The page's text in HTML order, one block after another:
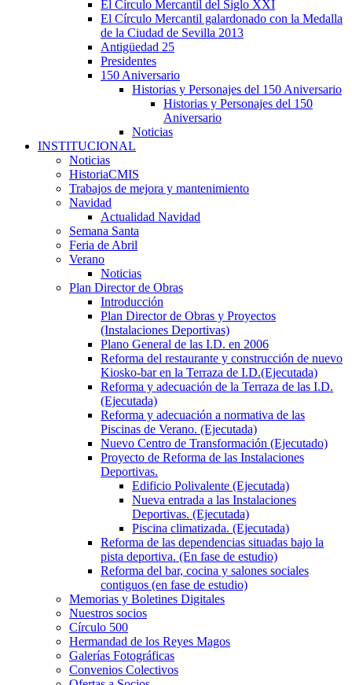
El Círculo Mercantil del Siglo XXI
El Círculo Mercantil galardonado con la Medalla
de la Ciudad de Sevilla 2013
Antigüedad 25
Presidentes
150 Aniversario
Historias y Personajes del 150 Aniversario
Historias y Personajes del 150
Aniversario
Noticias
INSTITUCIONAL
Noticias
HistoriaCMIS
Trabajos de mejora y mantenimiento
Navidad
Actualidad Navidad
Semana Santa
Feria de Abril
Verano
Noticias
Plan Director de Obras
Introducción
Plan Director de Obras y Proyectos
(Instalaciones Deportivas)
Plano General de las I.D. en 2006
Reforma del restaurante y construcción de nuevo
Kiosko-bar en la Terraza de I.D.(Ejecutada)
Reforma y adecuación de la Terraza de las I.D.
(Ejecutada)
Reforma y adecuación a normativa de las
Piscinas de Verano. (Ejecutada)
Nuevo Centro de Transformación (Ejecutado)
Proyecto de Reforma de las Instalaciones
Deportivas.
Edificio Polivalente (Ejecutada)
Nueva entrada a las Instalaciones
Deportivas. (Ejecutada)
Piscina climatizada. (Ejecutada)
Reforma de las dependencias situadas bajo la
pista deportiva. (En fase de estudio)
Reforma del bar, cocina y salones sociales
contiguos (en fase de estudio)
Memorias y Boletines Digitales
Nuestros socios
Círculo 500
Hermandad de los Reyes Magos
Galerías Fotográficas
Convenios Colectivos